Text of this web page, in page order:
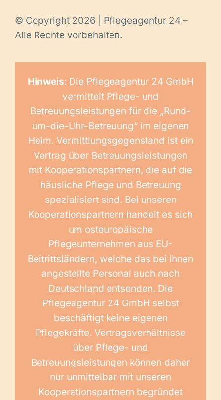
© Copyright 2026 | Pflegeagentur 24 –
Alle Rechte vorbehalten.
Hinweis: Die Pflegeagentur 24 GmbH
vermittelt Pflege- und
Betreuungsleistungen für die „Rund-
um-die-Uhr-Betreuung“ im eigenen
Heim. Vermittlungsgegenstand ist ein
Vertrag über Betreuungsleistungen
mit Kooperationspartnern, die auf die
häusliche Pflege und Betreuung
spezialisiert sind. Bei unseren
Kooperationspartnern handelt es sich
um osteuropäische
Pflegeunternehmen aus EU-
Beitrittsländern, welche das bei ihnen
angestellte Personal auch nach
Deutschland entsenden. Die
Pflegeagentur 24 GmbH selbst
beschäftigt keine eigenen
Pflegekräfte. Vertragsverhältnisse
über Pflege- und
Betreuungsleistungen können daher
nur unmittelbar mit unseren
Kooperationspartnern begründet